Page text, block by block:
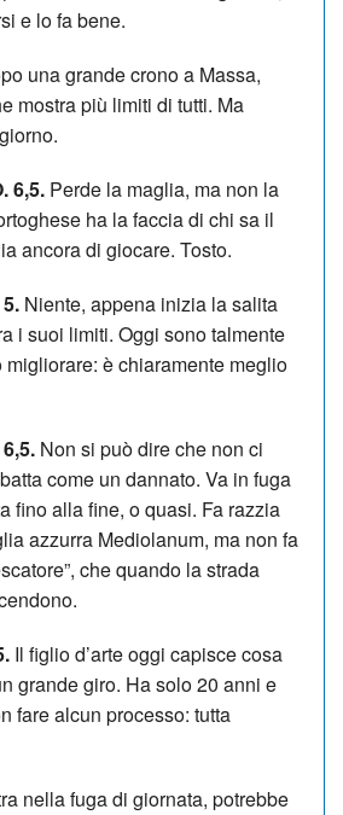
e lo fa bene.
una grande crono a Massa,
mostra più limiti di tutti. Ma
6,5. Perde la maglia, ma non la
ha la faccia di chi sa il
ancora di giocare. Tosto.
Niente, appena inizia la salita
i suoi limiti. Oggi sono talmente
è chiaramente meglio
Non si può dire che non ci
come un dannato. Va in fuga
fino alla fine, o quasi. Fa razzia
azzurra Mediolanum, ma non fa
che quando la strada
Il figlio d’arte oggi capisce cosa
grande giro. Ha solo 20 anni e
fare alcun processo: tutta
nella fuga di giornata, potrebbe